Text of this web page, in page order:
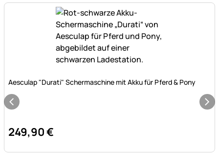
Aesculap "Durati" Schermaschine mit Akku für Pferd & Pony
249,90€